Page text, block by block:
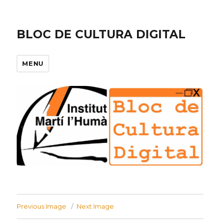
BLOC DE CULTURA DIGITAL
MENU
Previous Image Next Image